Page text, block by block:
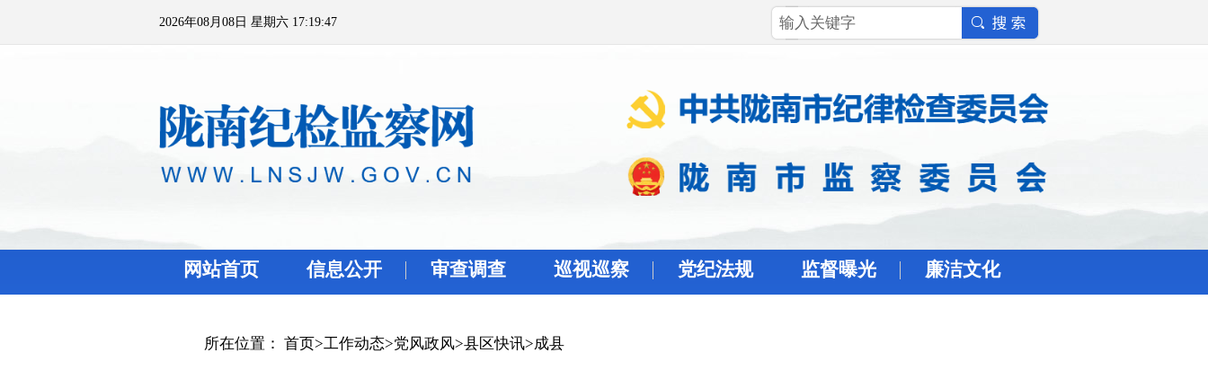
2026年08月08日 星期六 17:19:47
网站首页 信息公开 审查调查 巡视巡察 党纪法规 监督曝光 廉洁文化
所在位置： 首页>工作动态>党风政风>县区快讯>成县